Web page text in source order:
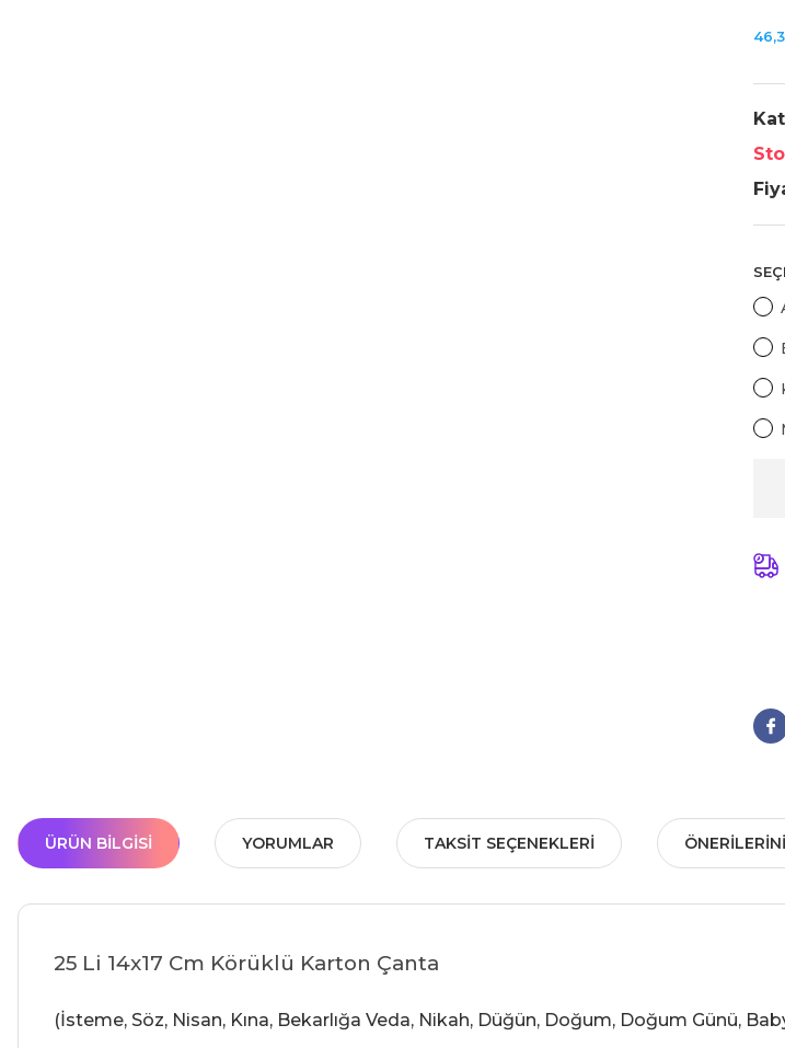
ÜRÜN BILGISI YORUMLAR TAKSIT SEÇENEKLERI
25 Li 14x17 Cm Körüklü Karton Çanta
(İsteme, Söz, Nisan, Kına, Bekarlığa Veda, Nikah, Düğün, Doğum, Doğum Günü,